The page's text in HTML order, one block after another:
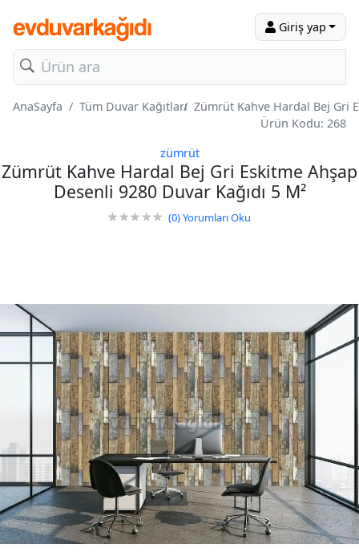
Giriş yap
AnaSayfa Tüm Duvar Kağıtları Zümrüt Kahve Hardal Bej Gri
Ürün Kodu: 268
zümrüt
Zümrüt Kahve Hardal Bej Gri Eskitme Ahşap
Desenli 9280 Duvar Kağıdı 5 M²
(0)Yorumları Oku